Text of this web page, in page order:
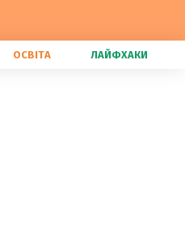
ОСВІТА ЛАЙФХАКИ